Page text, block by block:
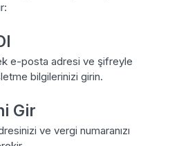
e-posta adresi ve şifreyle
bilgilerinizi girin.
Gir
ve vergi numaranızı